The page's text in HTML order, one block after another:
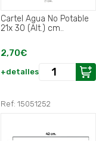
Cartel Agua No Potable
21x 30 (Alt.) cm..
2,70€
+detalles
Ref: 15051252